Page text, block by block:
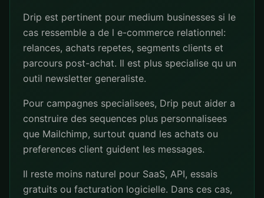
Drip est pertinent pour medium businesses si le
cas ressemble a de l e-commerce relationnel:
relances, achats repetes, segments clients et
parcours post-achat. Il est plus specialise qu un
outil newsletter generaliste.
Pour campagnes specialisees, Drip peut aider a
construire des sequences plus personnalisees
que Mailchimp, surtout quand les achats ou
preferences client guident les messages.
Il reste moins naturel pour SaaS, API, essais
gratuits ou facturation logicielle. Dans ces cas,